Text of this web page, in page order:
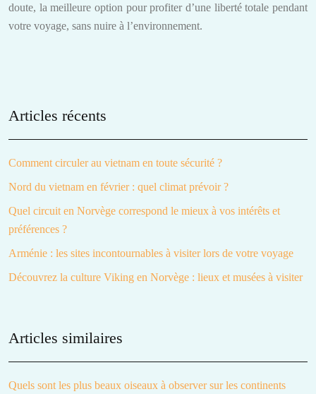
doute, la meilleure option pour profiter d’une liberté totale pendant
votre voyage, sans nuire à l’environnement.
Articles récents
Comment circuler au vietnam en toute sécurité ?
Nord du vietnam en février : quel climat prévoir ?
Quel circuit en Norvège correspond le mieux à vos intérêts et
préférences ?
Arménie : les sites incontournables à visiter lors de votre voyage
Découvrez la culture Viking en Norvège : lieux et musées à visiter
Articles similaires
Quels sont les plus beaux oiseaux à observer sur les continents